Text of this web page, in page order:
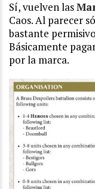
Sí, vuelven las
Caos. Al parecer
bastante
Básicamente
por la marca.